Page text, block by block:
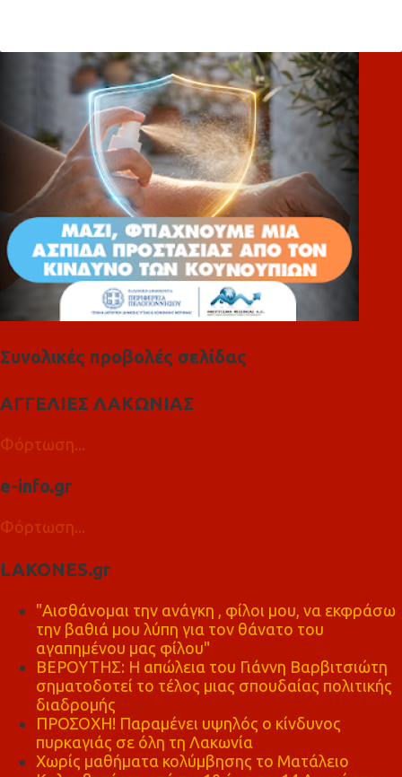
λ
Συνολικές προβολές σελίδας
ΑΓΓΕΛΙΕΣ ΛΑΚΩΝΙΑΣ
Φόρτωση...
e-info.gr
Φόρτωση...
LAKONES.gr
"Αισθάνομαι την ανάγκη , φίλοι μου, να εκφράσω
την βαθιά μου λύπη για τον θάνατο του
αγαπημένου μας φίλου"
ΒΕΡΟΥΤΗΣ: Η απώλεια του Γιάννη Βαρβιτσιώτη
σηματοδοτεί το τέλος μιας σπουδαίας πολιτικής
διαδρομής
ΠΡΟΣΟΧΗ! Παραμένει υψηλός ο κίνδυνος
πυρκαγιάς σε όλη τη Λακωνία
Χωρίς μαθήματα κολύμβησης το Ματάλειο